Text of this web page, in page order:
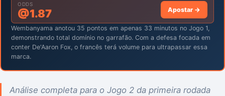
ODDS
@1.87 Apostar →
Wembanyama anotou 35 pontos em apenas 33 minutos no Jogo 1,
demonstrando total domínio no garrafão. Com a defesa focada em
conter De'Aaron Fox, o francês terá volume para ultrapassar essa
marca.
Análise completa para o Jogo 2 da primeira rodada